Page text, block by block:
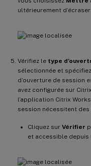
ultérieurement
Vérifiez le type
sélectionnée et
d’ouverture de session
avez configurée sur
l’application Citrix
session nécessitent des
Cliquez sur Vérifier
et accessible depuis